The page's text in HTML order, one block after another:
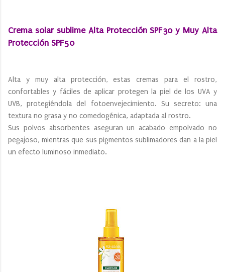
Crema solar sublime Alta Protección SPF30 y Muy Alta
Protección SPF50
Alta y muy alta protección, estas cremas para el rostro,
confortables y fáciles de aplicar protegen la piel de los UVA y
UVB, protegiéndola del fotoenvejecimiento. Su secreto: una
textura no grasa y no comedogénica, adaptada al rostro.
Sus polvos absorbentes aseguran un acabado empolvado no
pegajoso, mientras que sus pigmentos sublimadores dan a la piel
un efecto luminoso inmediato.